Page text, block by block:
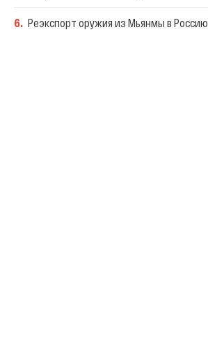
6. Реэкспорт оружия из Мьянмы в Россию